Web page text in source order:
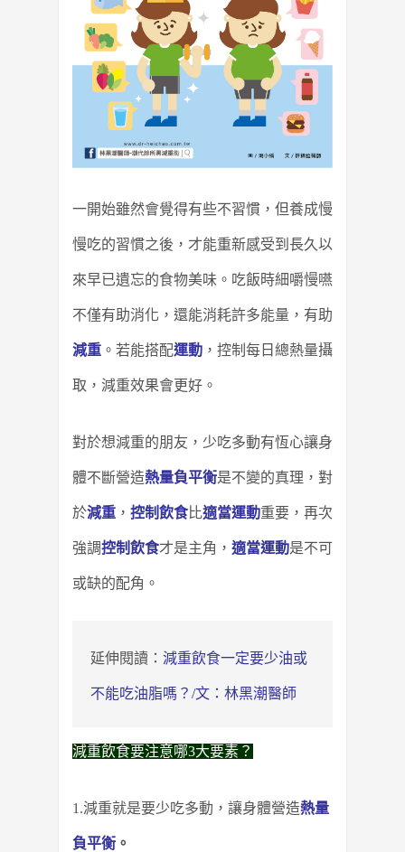
一開始雖然會覺得有些不習慣，但養成慢
慢吃的習慣之後，才能重新感受到長久以
來早已遺忘的食物美味。 吃飯時細嚼慢嚥
不僅有助消化，還能消耗許多能量，有助
減重 。 若能搭配運動 ，控制每日總熱量攝
取，減重效果會更好。
對於想減重的朋友，少吃多動有恆心讓身
體不斷營造熱量負平衡是不變的真理， 對
於減重 ， 控制飲食比適當運動重要，再次
強調控制飲食才是主角， 適當運動是不可
或缺的配角。
延伸閱讀： 減重飲食一定要少油或
不能吃油脂嗎？/文：林黑潮醫師
減重飲食要注意哪3大要素？
1.減重就是要少吃多動，讓身體營造熱量
負平衡 。